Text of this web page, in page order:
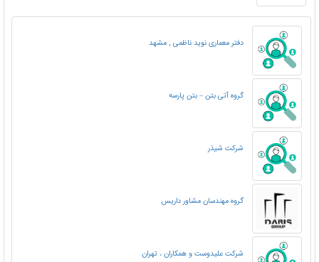
دفتر معماری نوید ناظمی , مشهد
گروه آتی بتن – بتن پارسه
شرکت شیذر
گروه مهندسان مشاور داریس
شرکت علیدوست و همکاران ، تهران